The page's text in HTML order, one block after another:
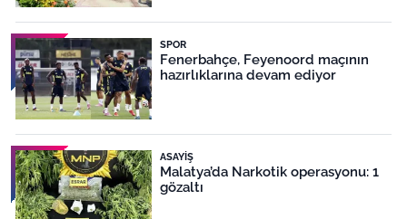
SPOR
Fenerbahçe, Feyenoord maçının
hazırlıklarına devam ediyor
ASAYIŞ
Malatya’da Narkotik operasyonu: 1
gözaltı